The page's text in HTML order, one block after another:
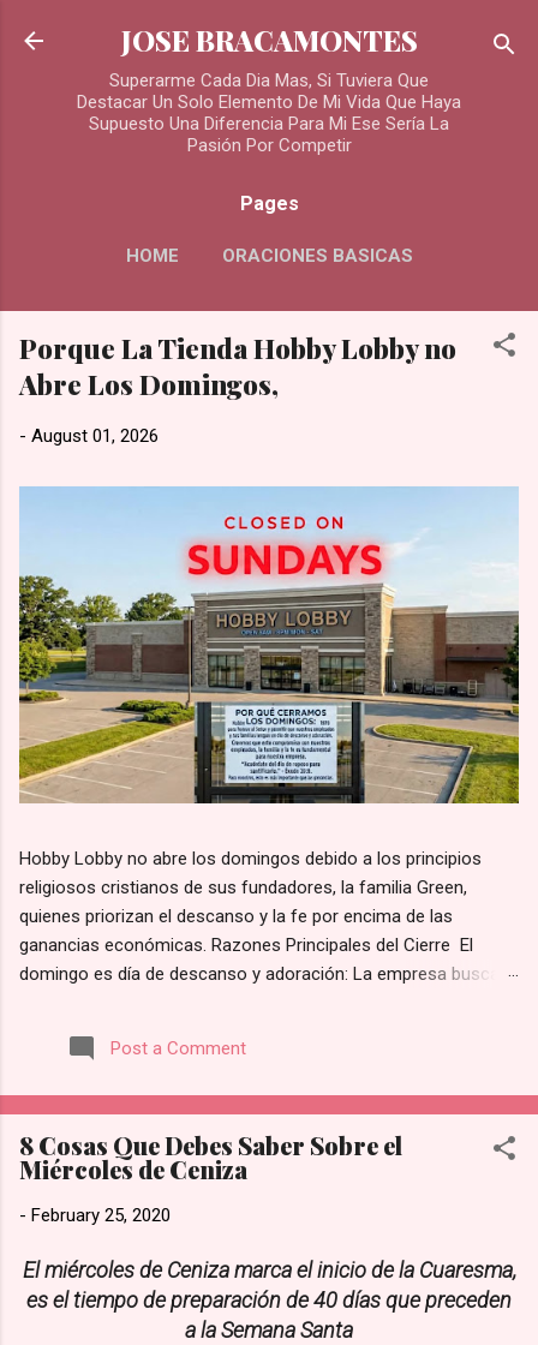
Skip to main content
JOSE BRACAMONTES
Superarme Cada Dia Mas, Si Tuviera Que
Destacar Un Solo Elemento De Mi Vida Que Haya
Supuesto Una Diferencia Para Mi Ese Sería La
Pasión Por Competir
Pages
HOME ORACIONES BASICAS
MORE…
ORACIONES PARA LOS DIFUNTOS
Porque La Tienda Hobby Lobby no
Abre Los Domingos,
- August 01, 2026
Hobby Lobby no abre los domingos debido a los principios
religiosos cristianos de sus fundadores, la familia Green,
quienes priorizan el descanso y la fe por encima de las
ganancias económicas. Razones Principales del Cierre El
domingo es día de descanso y adoración: La empresa busca
Según su página web, la razón por la que Hobby Lobby cierra
los domingos es para “darles a nuestros empleados y clientes
publicado en su sección de Preguntas Frecuentes de Hobby
Lobby. Prioridad Sobre las Ganancias: La directiva reconoce
que esta medida representa una pérdida financiera sustancial
al no operar en un día de altas ventas. Sin embargo, sostienen
utilidades del negocio. Tradición de la empresa: Esta política
no es nueva; se ha mantenido intacta a nivel nacional desde
que se inaugur...
Post a Comment
8 Cosas Que Debes Saber Sobre el
Miércoles de Ceniza
- February 25, 2020
El miércoles de Ceniza marca el inicio de la Cuaresma,
es el tiempo de preparación de 40 días que preceden
a la Semana Santa